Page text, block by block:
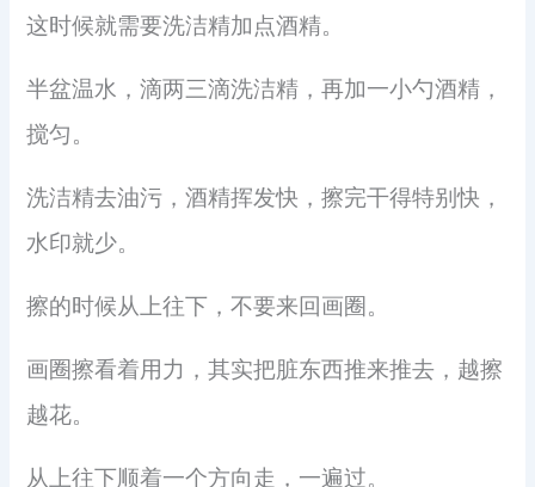
这时候就需要洗洁精加点酒精。
半盆温水，滴两三滴洗洁精，再加一小勺酒精，
搅匀。
洗洁精去油污，酒精挥发快，擦完干得特别快，
水印就少。
擦的时候从上往下，不要来回画圈。
画圈擦看着用力，其实把脏东西推来推去，越擦
越花。
从上往下顺着一个方向走，一遍过。